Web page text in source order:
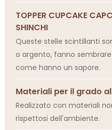
TOPPER CUPCAKE
SHINCHI
Queste stelle scintillanti
o argento, fanno
come hanno un sapore.
Materiali per il grado
Realizzato con materiali
rispettosi dell'ambiente.